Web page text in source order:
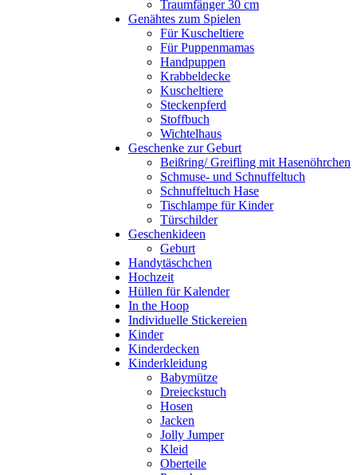
Traumfänger 30 cm
Genähtes zum Spielen
Für Kuscheltiere
Für Puppenmamas
Handpuppen
Krabbeldecke
Kuscheltiere
Steckenpferd
Stoffbuch
Wichtelhaus
Geschenke zur Geburt
Beißring/ Greifling mit Hasenöhrchen
Schmuse- und Schnuffeltuch
Schnuffeltuch Hase
Tischlampe für Kinder
Türschilder
Geschenkideen
Geburt
Handytäschchen
Hochzeit
Hüllen für Kalender
In the Hoop
Individuelle Stickereien
Kinder
Kinderdecken
Kinderkleidung
Babymütze
Dreieckstuch
Hosen
Jacken
Jolly Jumper
Kleid
Oberteile